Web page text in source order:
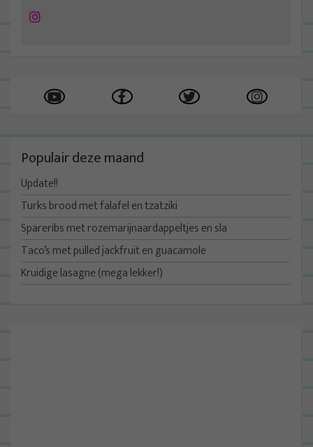
Instagram
Populair deze maand
Update!!
Turks brood met falafel en tzatziki
Spareribs met rozemarijnaardappeltjes en sla
Taco’s met pulled jackfruit en guacamole
Kruidige lasagne (mega lekker!)